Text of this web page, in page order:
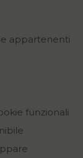
appartenenti
funzionali